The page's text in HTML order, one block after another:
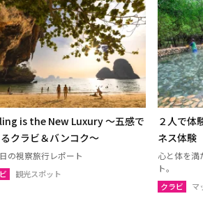
is the New Luxury ～五感で
クラビ＆バンコク～
の視察旅行レポート
観光スポット
２人で体
ネス体験
心と体を満
ト。
クラビ マ